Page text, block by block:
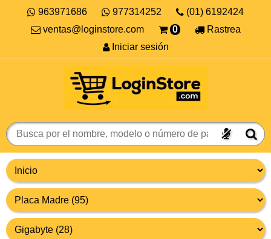
963971686 977314252
(01) 6192424
ventas@loginstore.com
0
Rastrea
Iniciar sesión